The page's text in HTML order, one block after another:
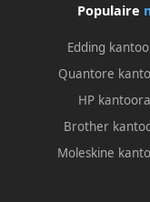
Populaire
Edding
Quantore
HP
Brother
Moleskine